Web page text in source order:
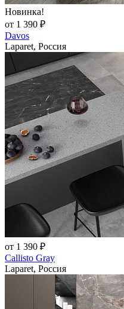
Новинка!
от 1 390 ₽
Davos
Laparet, Россия
от 1 390 ₽
Callisto Gray
Laparet, Россия